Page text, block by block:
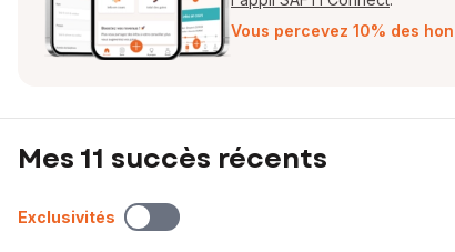
Vous percevez 10% des
Mes 11 succès récents
Exclusivités